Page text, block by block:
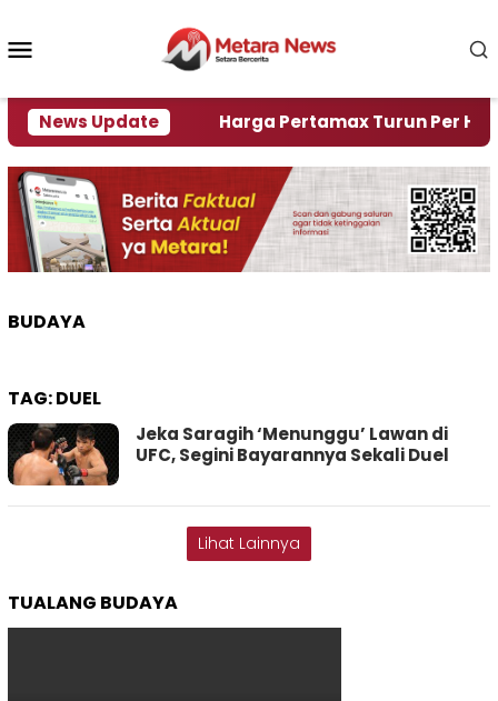
konten
News Update
Krisi Air Harga Pertamax Turun Per Hari Ini,
BUDAYA
TAG:DUEL
Jeka Saragih ‘Menunggu’ Lawan di
UFC, Segini Bayarannya Sekali Duel
Lihat Lainnya
TUALANG BUDAYA